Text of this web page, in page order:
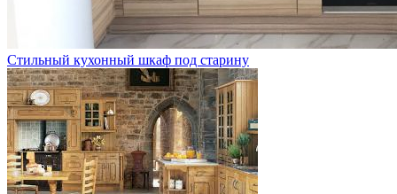
Стильный кухонный шкаф под старину